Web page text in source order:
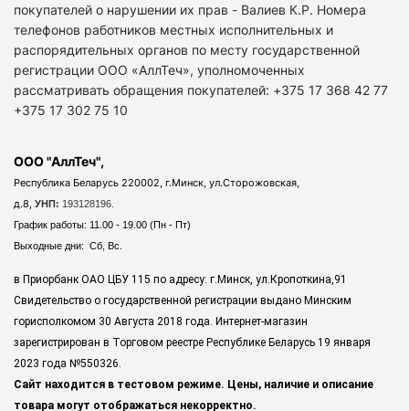
покупателей о нарушении их прав - Валиев К.Р. Номера
телефонов работников местных исполнительных и
распорядительных органов по месту государственной
регистрации ООО «АллТеч», уполномоченных
рассматривать обращения покупателей: +375 17 368 42 77
+375 17 302 75 10
ООО "АллТеч",
Республика Беларусь 220002, г.Минск, ул.Сторожовская,
д.8, УНП: 193128196.
График работы: 11.00 - 19.00 (Пн - Пт)
Выходные дни: Сб, Вс.
в Приорбанк ОАО ЦБУ 115 по адресу: г.Минск, ул.Кропоткина,91
Свидетельство о государственной регистрации выдано Минским
горисполкомом 30 Августа 2018 года. Интернет-магазин
зарегистрирован в Торговом реестре Республике Беларусь 19 января
2023 года №550326.
Сайт находится в тестовом режиме. Цены, наличие и описание
товара могут отображаться некорректно.